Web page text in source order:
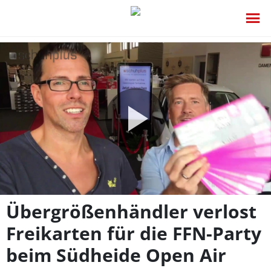
Video
Übergrößenhändler verlost
Freikarten für die FFN-Party
beim Südheide Open Air